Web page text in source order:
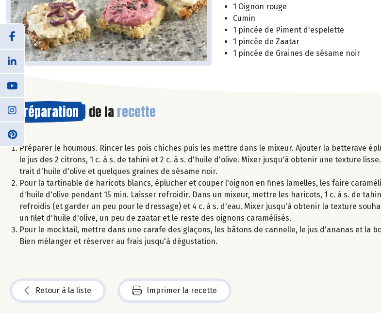
1 Oignon rouge
Cumin
1 pincée de Piment d'espelette
1 pincée de Zaatar
1 pincée de Graines de sésame noir
Préparation de la recette
Préparer le houmous. Rincer les pois chiches puis les mettre dans le mixeur. Ajouter la betterave
le jus des 2 citrons, 1 c. à s. de tahini et 2 c. à s. d'huile d'olive. Mixer jusqu'à obtenir une texture
trait d'huile d'olive et quelques graines de sésame noir.
Pour la tartinable de haricots blancs, éplucher et couper l'oignon en fines lamelles, les faire
d'huile d'olive pendant 15 min. Laisser refroidir. Dans un mixeur, mettre les haricots, 1 c. à s. de
refroidis (et garder un peu pour le dressage) et 4 c. à s. d'eau. Mixer jusqu'à obtenir la texture
un filet d'huile d'olive, un peu de zaatar et le reste des oignons caramélisés.
Pour le mocktail, mettre dans une carafe des glaçons, les bâtons de cannelle, le jus d'ananas et la
Bien mélanger et réserver au frais jusqu'à dégustation.
Retour à la liste Imprimer la recette